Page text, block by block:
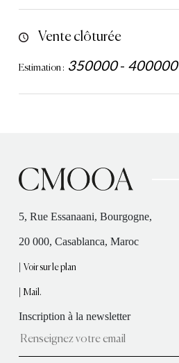
Vente clôturée
Estimation : 350000- 400000
5, Rue Essanaani, Bourgogne,
20 000, Casablanca, Maroc
|Voir sur le plan
|Mail.
Inscription à la newsletter